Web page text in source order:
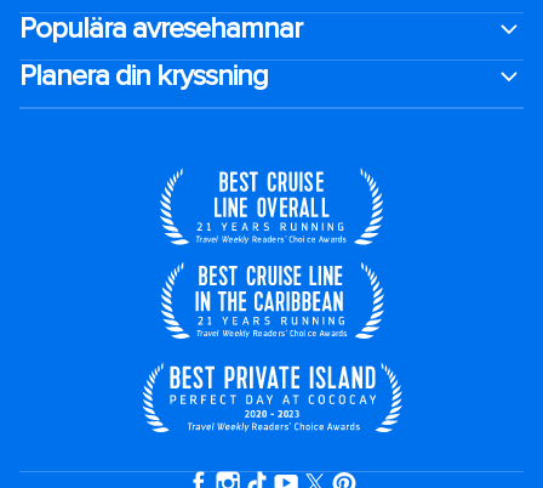
Populära avresehamnar
Planera din kryssning